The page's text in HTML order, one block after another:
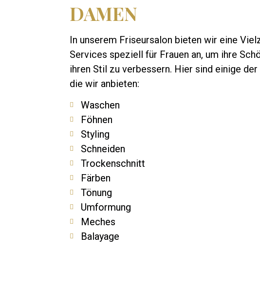
DAMEN
In unserem Friseursalon bieten wir eine
Services speziell für Frauen an, um ihre
ihren Stil zu verbessern. Hier sind einige der
die wir anbieten:
Waschen
Föhnen
Styling
Schneiden
Trockenschnitt
Färben
Tönung
Umformung
Meches
Balayage